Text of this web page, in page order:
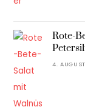
Rote-
4.